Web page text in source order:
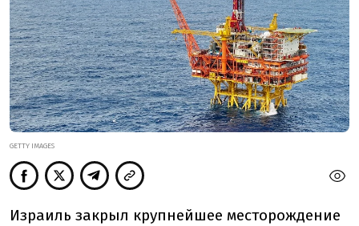
GETTY IMAGES
Израиль закрыл крупнейшее месторождение